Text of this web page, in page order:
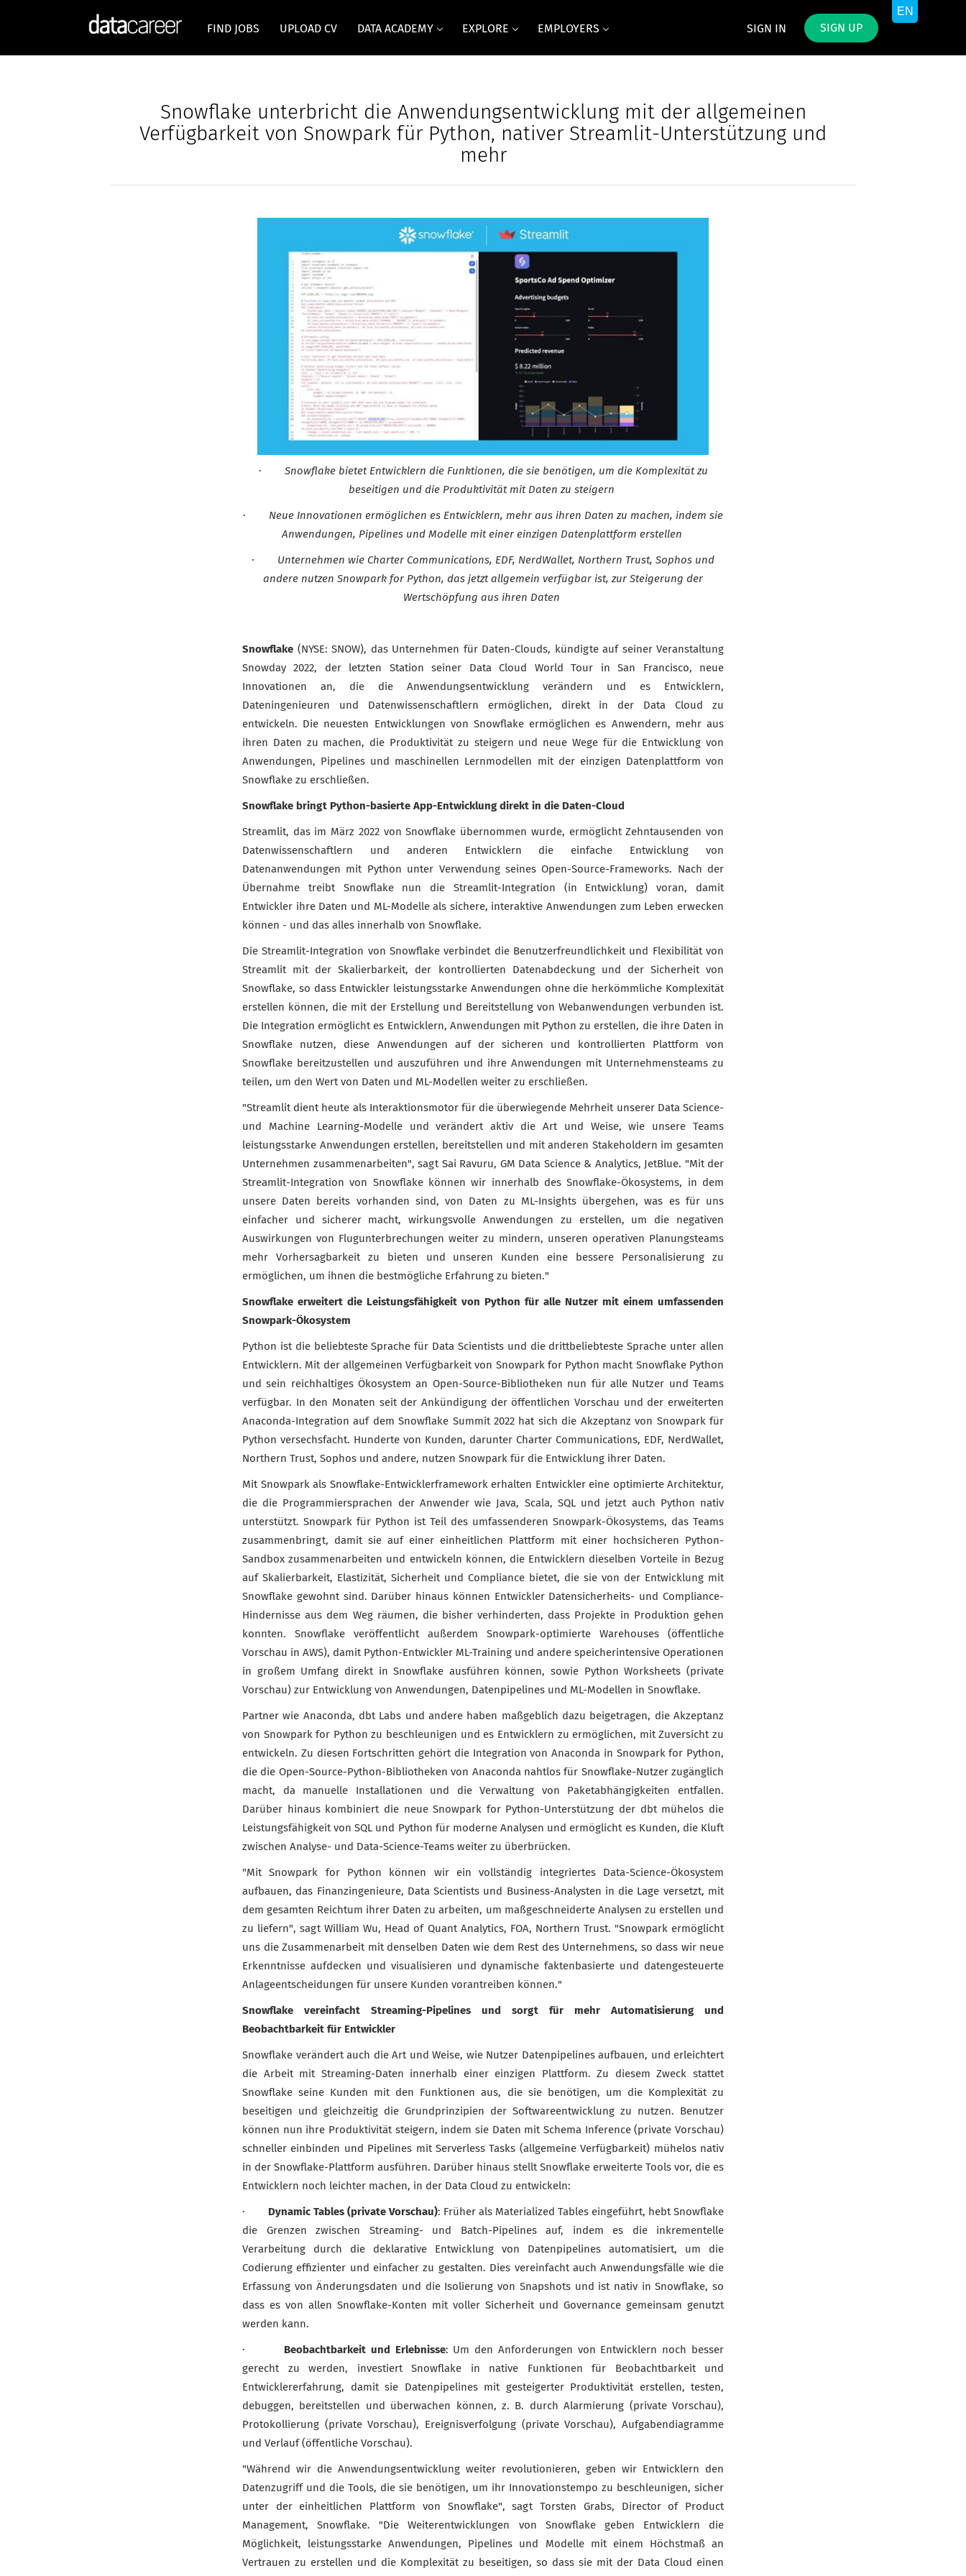
SIGN IN SIGN UP
FIND JOBS UPLOAD CV DATA ACADEMY EXPLORE EMPLOYERS
Snowflake unterbricht die Anwendungsentwicklung mit der allgemeinen
Verfügbarkeit von Snowpark für Python, nativer Streamlit-Unterstützung und
mehr
· Snowflake bietet Entwicklern die Funktionen, die sie benötigen, um die Komplexität zu
beseitigen und die Produktivität mit Daten zu steigern
· Neue Innovationen ermöglichen es Entwicklern, mehr aus ihren Daten zu machen, indem sie
Anwendungen, Pipelines und Modelle mit einer einzigen Datenplattform erstellen
· Unternehmen wie Charter Communications, EDF, NerdWallet, Northern Trust, Sophos und
andere nutzen Snowpark for Python, das jetzt allgemein verfügbar ist, zur Steigerung der
Wertschöpfung aus ihren Daten
Snowflake (NYSE: SNOW), das Unternehmen für Daten-Clouds, kündigte auf seiner Veranstaltung
Snowday 2022, der letzten Station seiner Data Cloud World Tour in San Francisco, neue
Innovationen an, die die Anwendungsentwicklung verändern und es Entwicklern,
Dateningenieuren und Datenwissenschaftlern ermöglichen, direkt in der Data Cloud zu
entwickeln. Die neuesten Entwicklungen von Snowflake ermöglichen es Anwendern, mehr aus
ihren Daten zu machen, die Produktivität zu steigern und neue Wege für die Entwicklung von
Anwendungen, Pipelines und maschinellen Lernmodellen mit der einzigen Datenplattform von
Snowflake zu erschließen.
Snowflake bringt Python-basierte App-Entwicklung direkt in die Daten-Cloud
Streamlit, das im März 2022 von Snowflake übernommen wurde, ermöglicht Zehntausenden von
Datenwissenschaftlern und anderen Entwicklern die einfache Entwicklung von
Datenanwendungen mit Python unter Verwendung seines Open-Source-Frameworks. Nach der
Übernahme treibt Snowflake nun die Streamlit-Integration (in Entwicklung) voran, damit
Entwickler ihre Daten und ML-Modelle als sichere, interaktive Anwendungen zum Leben erwecken
können - und das alles innerhalb von Snowflake.
Die Streamlit-Integration von Snowflake verbindet die Benutzerfreundlichkeit und Flexibilität von
Streamlit mit der Skalierbarkeit, der kontrollierten Datenabdeckung und der Sicherheit von
Snowflake, so dass Entwickler leistungsstarke Anwendungen ohne die herkömmliche Komplexität
erstellen können, die mit der Erstellung und Bereitstellung von Webanwendungen verbunden ist.
Die Integration ermöglicht es Entwicklern, Anwendungen mit Python zu erstellen, die ihre Daten in
Snowflake nutzen, diese Anwendungen auf der sicheren und kontrollierten Plattform von
Snowflake bereitzustellen und auszuführen und ihre Anwendungen mit Unternehmensteams zu
teilen, um den Wert von Daten und ML-Modellen weiter zu erschließen.
"Streamlit dient heute als Interaktionsmotor für die überwiegende Mehrheit unserer Data Science-
und Machine Learning-Modelle und verändert aktiv die Art und Weise, wie unsere Teams
leistungsstarke Anwendungen erstellen, bereitstellen und mit anderen Stakeholdern im gesamten
Unternehmen zusammenarbeiten", sagt Sai Ravuru, GM Data Science & Analytics, JetBlue. "Mit der
Streamlit-Integration von Snowflake können wir innerhalb des Snowflake-Ökosystems, in dem
unsere Daten bereits vorhanden sind, von Daten zu ML-Insights übergehen, was es für uns
einfacher und sicherer macht, wirkungsvolle Anwendungen zu erstellen, um die negativen
Auswirkungen von Flugunterbrechungen weiter zu mindern, unseren operativen Planungsteams
mehr Vorhersagbarkeit zu bieten und unseren Kunden eine bessere Personalisierung zu
ermöglichen, um ihnen die bestmögliche Erfahrung zu bieten."
Snowflake erweitert die Leistungsfähigkeit von Python für alle Nutzer mit einem umfassenden
Snowpark-Ökosystem
Python ist die beliebteste Sprache für Data Scientists und die drittbeliebteste Sprache unter allen
Entwicklern. Mit der allgemeinen Verfügbarkeit von Snowpark for Python macht Snowflake Python
und sein reichhaltiges Ökosystem an Open-Source-Bibliotheken nun für alle Nutzer und Teams
verfügbar. In den Monaten seit der Ankündigung der öffentlichen Vorschau und der erweiterten
Anaconda-Integration auf dem Snowflake Summit 2022 hat sich die Akzeptanz von Snowpark für
Python versechsfacht. Hunderte von Kunden, darunter Charter Communications, EDF, NerdWallet,
Northern Trust, Sophos und andere, nutzen Snowpark für die Entwicklung ihrer Daten.
Mit Snowpark als Snowflake-Entwicklerframework erhalten Entwickler eine optimierte Architektur,
die die Programmiersprachen der Anwender wie Java, Scala, SQL und jetzt auch Python nativ
unterstützt. Snowpark für Python ist Teil des umfassenderen Snowpark-Ökosystems, das Teams
zusammenbringt, damit sie auf einer einheitlichen Plattform mit einer hochsicheren Python-
Sandbox zusammenarbeiten und entwickeln können, die Entwicklern dieselben Vorteile in Bezug
auf Skalierbarkeit, Elastizität, Sicherheit und Compliance bietet, die sie von der Entwicklung mit
Snowflake gewohnt sind. Darüber hinaus können Entwickler Datensicherheits- und Compliance-
Hindernisse aus dem Weg räumen, die bisher verhinderten, dass Projekte in Produktion gehen
konnten. Snowflake veröffentlicht außerdem Snowpark-optimierte Warehouses (öffentliche
Vorschau in AWS), damit Python-Entwickler ML-Training und andere speicherintensive Operationen
in großem Umfang direkt in Snowflake ausführen können, sowie Python Worksheets (private
Vorschau) zur Entwicklung von Anwendungen, Datenpipelines und ML-Modellen in Snowflake.
Partner wie Anaconda, dbt Labs und andere haben maßgeblich dazu beigetragen, die Akzeptanz
von Snowpark for Python zu beschleunigen und es Entwicklern zu ermöglichen, mit Zuversicht zu
entwickeln. Zu diesen Fortschritten gehört die Integration von Anaconda in Snowpark for Python,
die die Open-Source-Python-Bibliotheken von Anaconda nahtlos für Snowflake-Nutzer zugänglich
macht, da manuelle Installationen und die Verwaltung von Paketabhängigkeiten entfallen.
Darüber hinaus kombiniert die neue Snowpark for Python-Unterstützung der dbt mühelos die
Leistungsfähigkeit von SQL und Python für moderne Analysen und ermöglicht es Kunden, die Kluft
zwischen Analyse- und Data-Science-Teams weiter zu überbrücken.
"Mit Snowpark for Python können wir ein vollständig integriertes Data-Science-Ökosystem
aufbauen, das Finanzingenieure, Data Scientists und Business-Analysten in die Lage versetzt, mit
dem gesamten Reichtum ihrer Daten zu arbeiten, um maßgeschneiderte Analysen zu erstellen und
zu liefern", sagt William Wu, Head of Quant Analytics, FOA, Northern Trust. "Snowpark ermöglicht
uns die Zusammenarbeit mit denselben Daten wie dem Rest des Unternehmens, so dass wir neue
Erkenntnisse aufdecken und visualisieren und dynamische faktenbasierte und datengesteuerte
Anlageentscheidungen für unsere Kunden vorantreiben können."
Snowflake vereinfacht Streaming-Pipelines und sorgt für mehr Automatisierung und
Beobachtbarkeit für Entwickler
Snowflake verändert auch die Art und Weise, wie Nutzer Datenpipelines aufbauen, und erleichtert
die Arbeit mit Streaming-Daten innerhalb einer einzigen Plattform. Zu diesem Zweck stattet
Snowflake seine Kunden mit den Funktionen aus, die sie benötigen, um die Komplexität zu
beseitigen und gleichzeitig die Grundprinzipien der Softwareentwicklung zu nutzen. Benutzer
können nun ihre Produktivität steigern, indem sie Daten mit Schema Inference (private Vorschau)
schneller einbinden und Pipelines mit Serverless Tasks (allgemeine Verfügbarkeit) mühelos nativ
in der Snowflake-Plattform ausführen. Darüber hinaus stellt Snowflake erweiterte Tools vor, die es
Entwicklern noch leichter machen, in der Data Cloud zu entwickeln:
· Dynamic Tables (private Vorschau): Früher als Materialized Tables eingeführt, hebt Snowflake
die Grenzen zwischen Streaming- und Batch-Pipelines auf, indem es die inkrementelle
Verarbeitung durch die deklarative Entwicklung von Datenpipelines automatisiert, um die
Codierung effizienter und einfacher zu gestalten. Dies vereinfacht auch Anwendungsfälle wie die
Erfassung von Änderungsdaten und die Isolierung von Snapshots und ist nativ in Snowflake, so
dass es von allen Snowflake-Konten mit voller Sicherheit und Governance gemeinsam genutzt
werden kann.
· Beobachtbarkeit und Erlebnisse: Um den Anforderungen von Entwicklern noch besser
gerecht zu werden, investiert Snowflake in native Funktionen für Beobachtbarkeit und
Entwicklererfahrung, damit sie Datenpipelines mit gesteigerter Produktivität erstellen, testen,
debuggen, bereitstellen und überwachen können, z. B. durch Alarmierung (private Vorschau),
Protokollierung (private Vorschau), Ereignisverfolgung (private Vorschau), Aufgabendiagramme
und Verlauf (öffentliche Vorschau).
"Während wir die Anwendungsentwicklung weiter revolutionieren, geben wir Entwicklern den
Datenzugriff und die Tools, die sie benötigen, um ihr Innovationstempo zu beschleunigen, sicher
unter der einheitlichen Plattform von Snowflake", sagt Torsten Grabs, Director of Product
Management, Snowflake. "Die Weiterentwicklungen von Snowflake geben Entwicklern die
Möglichkeit, leistungsstarke Anwendungen, Pipelines und Modelle mit einem Höchstmaß an
Vertrauen zu erstellen und die Komplexität zu beseitigen, so dass sie mit der Data Cloud einen